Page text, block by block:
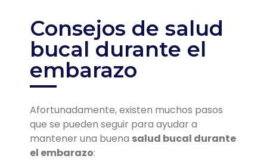
Consejos de salud
bucal durante el
embarazo
Afortunadamente, existen muchos pasos
que se pueden seguir para ayudar a
mantener una buena salud bucal durante
el embarazo: